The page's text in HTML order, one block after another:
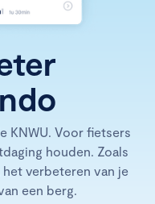
KNWU. Voor fietsers
houden. Zoals
verbeteren van je
een berg.